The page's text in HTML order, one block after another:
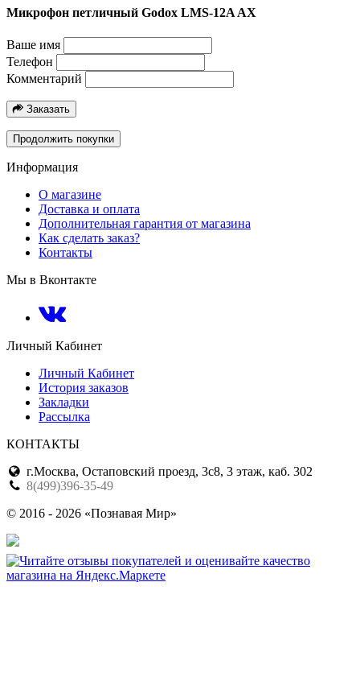
Микрофон петличный Godox LMS-12A AX
Ваше имя
Телефон
Комментарий
Заказать
Продолжить покупки
Информация
О магазине
Доставка и оплата
Дополнительная гарантия от магазина
Как сделать заказ?
Контакты
Мы в Вконтакте
Личный Кабинет
Личный Кабинет
История заказов
Закладки
Рассылка
КОНТАКТЫ
г.Москва, Остаповский проезд, 3с8, 3 этаж, каб. 302
8(499)396-35-49
© 2016 - 2026 «Познавая Мир»